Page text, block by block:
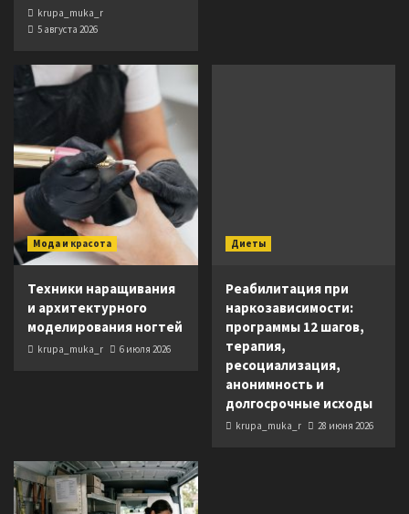
krupa_muka_r
5 августа 2026
Мода и красота
Техники наращивания
и архитектурного
моделирования ногтей
krupa_muka_r 6 июля 2026
Диеты
Реабилитация при
наркозависимости:
программы 12 шагов,
терапия,
ресоциализация,
анонимность и
долгосрочные исходы
krupa_muka_r 28 июня 2026